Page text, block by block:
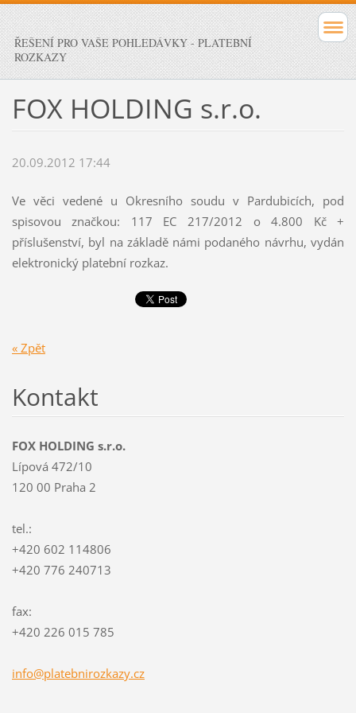
ŘEŠENÍ PRO VAŠE POHLEDÁVKY - PLATEBNÍ
ROZKAZY
FOX HOLDING s.r.o.
20.09.2012 17:44
Ve věci vedené u Okresního soudu v Pardubicích, pod
spisovou značkou: 117 EC 217/2012 o 4.800 Kč +
příslušenství, byl na základě námi podaného návrhu, vydán
elektronický platební rozkaz.
« Zpět
Kontakt
FOX HOLDING s.r.o.
Lípová 472/10
120 00 Praha 2
tel.:
+420 602 114806
+420 776 240713
fax:
+420 226 015 785
info@platebnirozkazy.cz